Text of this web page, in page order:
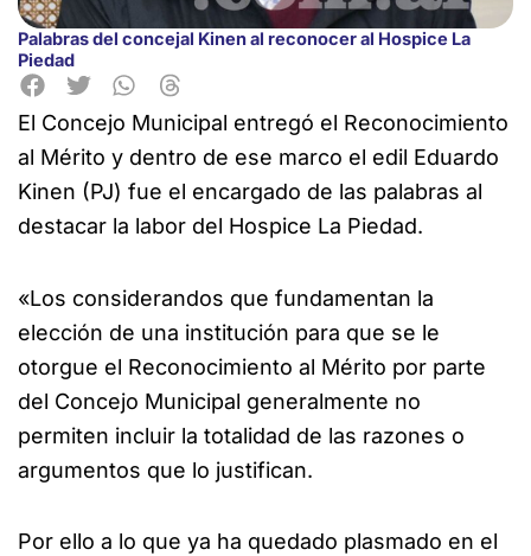
Palabras del concejal Kinen al reconocer al Hospice La
Piedad
El Concejo Municipal entregó el Reconocimiento
al Mérito y dentro de ese marco el edil Eduardo
Kinen (PJ) fue el encargado de las palabras al
destacar la labor del Hospice La Piedad.
«Los considerandos que fundamentan la
elección de una institución para que se le
otorgue el Reconocimiento al Mérito por parte
del Concejo Municipal generalmente no
permiten incluir la totalidad de las razones o
argumentos que lo justifican.
Por ello a lo que ya ha quedado plasmado en el